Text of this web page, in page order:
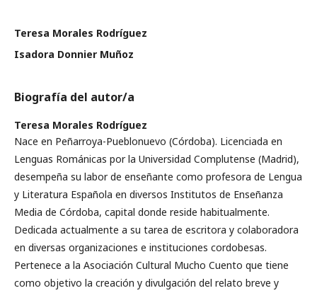
Teresa Morales Rodríguez
Isadora Donnier Muñoz
Biografía del autor/a
Teresa Morales Rodríguez
Nace en Peñarroya-Pueblonuevo (Córdoba). Licenciada en
Lenguas Románicas por la Universidad Complutense (Madrid),
desempeña su labor de enseñante como profesora de Lengua
y Literatura Española en diversos Institutos de Enseñanza
Media de Córdoba, capital donde reside habitualmente.
Dedicada actualmente a su tarea de escritora y colaboradora
en diversas organizaciones e instituciones cordobesas.
Pertenece a la Asociación Cultural Mucho Cuento que tiene
como objetivo la creación y divulgación del relato breve y